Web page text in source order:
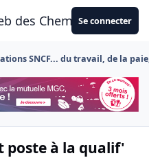
des CheminotsSe connecter
SNCF... du travail, de la
poste à la qualif'